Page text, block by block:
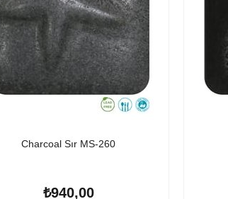
Charcoal Sır MS-260
₺940,00